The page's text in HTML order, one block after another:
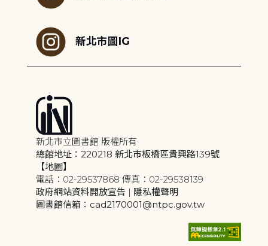
新北市圖IG
新北市立圖書館 版權所有
總館地址：220218 新北市板橋區貴興路139號
【地圖】
電話：02-29537868 傳真：02-29538139
政府網站資料開放宣告 | 隱私權聲明
圖書館信箱：cad2170001@ntpc.gov.tw